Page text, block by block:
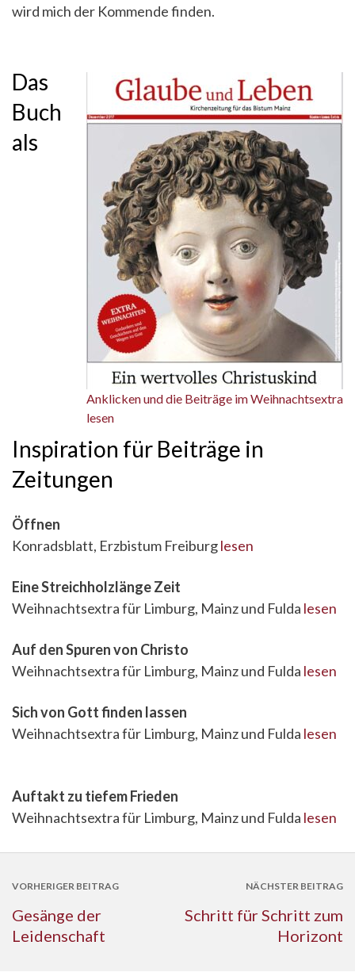
wird mich der Kommende finden.
Anklicken und die Beiträge im Weihnachtsextra
lesen
Das
Buch
als
Inspiration für Beiträge in
Zeitungen
Öffnen
Konradsblatt, Erzbistum Freiburglesen
Eine Streichholzlänge Zeit
Weihnachtsextra für Limburg, Mainz und Fulda lesen
Auf den Spuren von Christo
Weihnachtsextra für Limburg, Mainz und Fulda lesen
Sich von Gott finden lassen
Weihnachtsextra für Limburg, Mainz und Fulda lesen
Auftakt zu tiefem Frieden
Weihnachtsextra für Limburg, Mainz und Fulda lesen
VORHERIGER BEITRAG
Gesänge der
Leidenschaft
NÄCHSTER BEITRAG
Schritt für Schritt zum
Horizont